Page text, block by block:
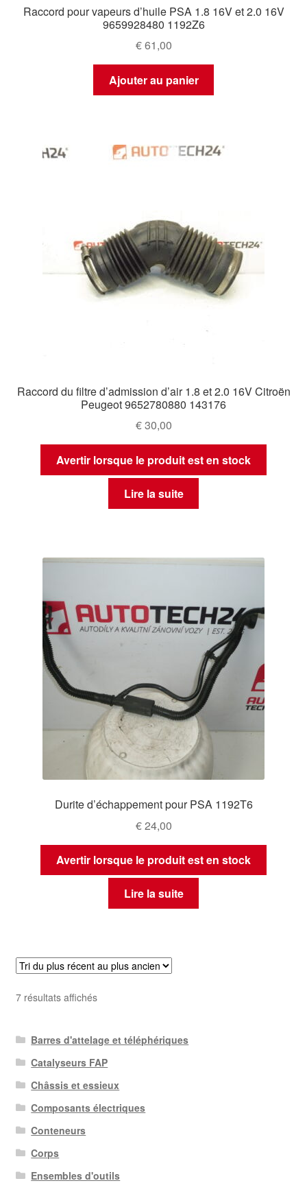
Raccord pour vapeurs d’huile PSA 1.8 16V et 2.0 16V
9659928480 1192Z6
€61,00
Ajouter au panier
Raccord du filtre d’admission d’air 1.8 et 2.0 16V Citroën
Peugeot 9652780880 143176
€30,00
Avertir lorsque le produit est en stock
Lire la suite
Durite d’échappement pour PSA 1192T6
€24,00
Avertir lorsque le produit est en stock
Lire la suite
7 résultats affichésTrié
récent
au
plus
ancien
Barres d'attelage et téléphériques
Catalyseurs FAP
Châssis et essieux
Composants électriques
Conteneurs
Corps
Ensembles d'outils